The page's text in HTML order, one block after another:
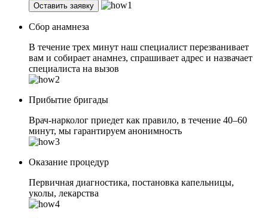
Оставить заявку
Сбор анамнеза
В течение трех минут наш специалист перезванивает
вам и собирает анамнез, спрашивает адрес и назвачает
специалиста на вызов
Прибытие бригады
Врач-нарколог приедет как правило, в течение 40–60
минут, мы гарантируем анонимность
Оказание процедур
Первичная диагностика, постановка капельницы,
уколы, лекарства